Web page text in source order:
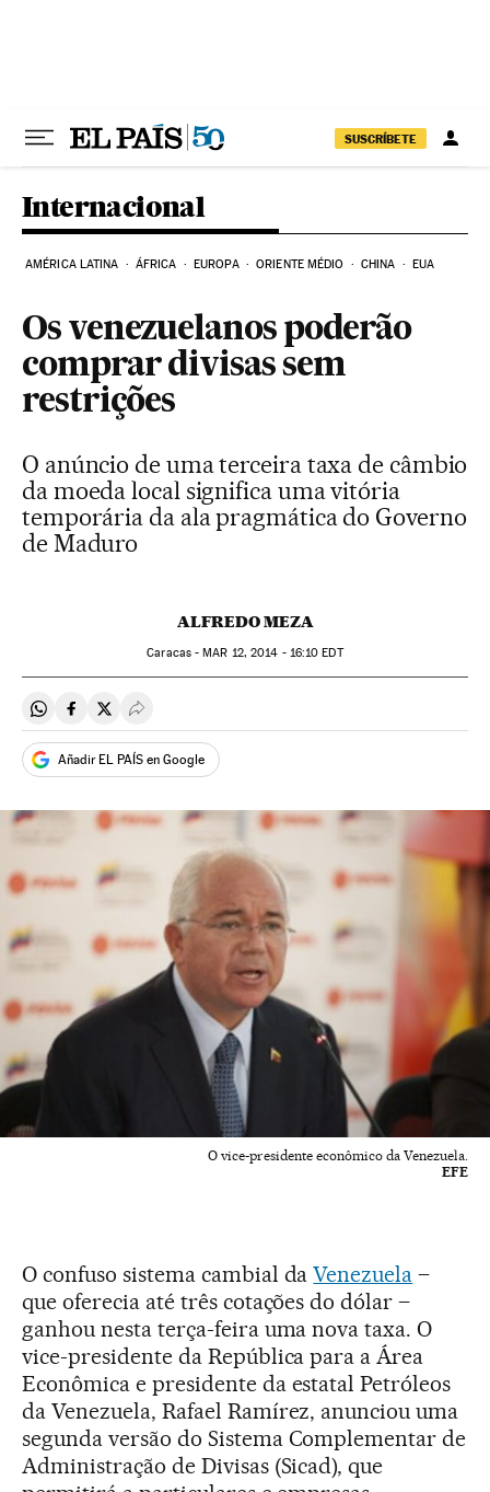
SUSCRÍBETE
Internacional
AMÉRICA LATINA ÁFRICA EUROPA ORIENTE MÉDIO CHINA EUA
Os venezuelanos poderão
comprar divisas sem
restrições
O anúncio de uma terceira taxa de câmbio
da moeda local significa uma vitória
temporária da ala pragmática do Governo
de Maduro
ALFREDO MEZA
Caracas -MAR 12, 2014 - 16:10 EDT
Compartir en Whatsapp
Compartir en Facebook
Compartir en Twitter
Desplegar Redes Sociales
Añadir EL PAÍS en Google
O vice-presidente econômico da Venezuela.
EFE
O confuso sistema cambial daVenezuela –
que oferecia até três cotações do dólar –
ganhou nesta terça-feira uma nova taxa. O
vice-presidente da República para a Área
Econômica e presidente da estatal Petróleos
da Venezuela, Rafael Ramírez, anunciou uma
segunda versão do Sistema Complementar de
Administração de Divisas (Sicad), que